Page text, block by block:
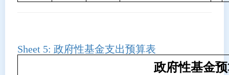
Sheet 5: 政府性基金支出预算表
政府性基金